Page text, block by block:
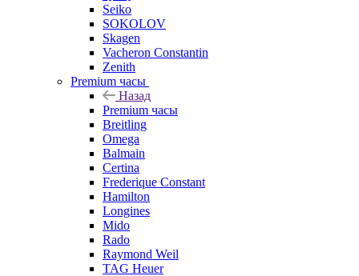
Seiko
SOKOLOV
Skagen
Vacheron Constantin
Zenith
Premium часы
Назад
Premium часы
Breitling
Omega
Balmain
Certina
Frederique Constant
Hamilton
Longines
Mido
Rado
Raymond Weil
TAG Heuer